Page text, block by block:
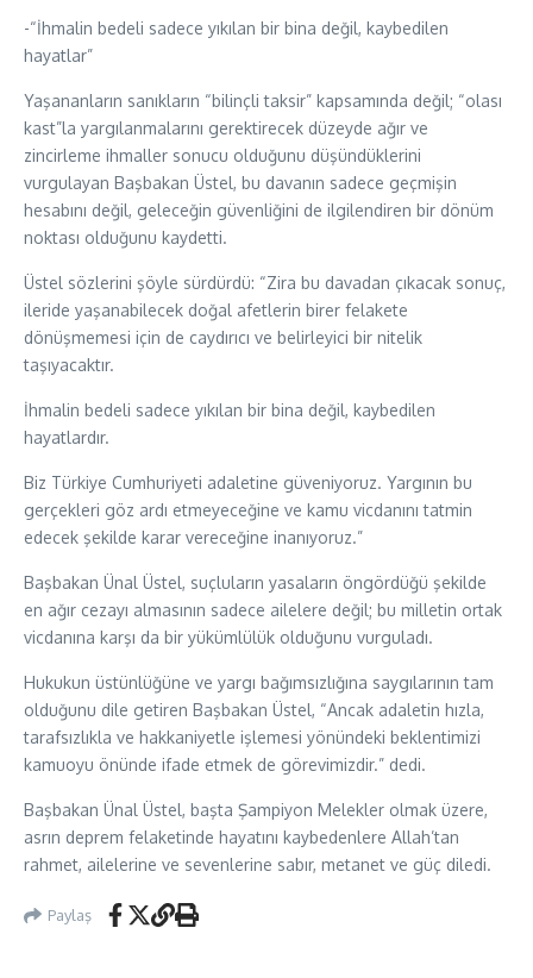
-“İhmalin bedeli sadece yıkılan bir bina değil, kaybedilen
hayatlar”
Yaşananların sanıkların “bilinçli taksir” kapsamında değil; “olası
kast”la yargılanmalarını gerektirecek düzeyde ağır ve
zincirleme ihmaller sonucu olduğunu düşündüklerini
vurgulayan Başbakan Üstel, bu davanın sadece geçmişin
hesabını değil, geleceğin güvenliğini de ilgilendiren bir dönüm
noktası olduğunu kaydetti.
Üstel sözlerini şöyle sürdürdü: “Zira bu davadan çıkacak sonuç,
ileride yaşanabilecek doğal afetlerin birer felakete
dönüşmemesi için de caydırıcı ve belirleyici bir nitelik
taşıyacaktır.
İhmalin bedeli sadece yıkılan bir bina değil, kaybedilen
hayatlardır.
Biz Türkiye Cumhuriyeti adaletine güveniyoruz. Yargının bu
gerçekleri göz ardı etmeyeceğine ve kamu vicdanını tatmin
edecek şekilde karar vereceğine inanıyoruz.”
Başbakan Ünal Üstel, suçluların yasaların öngördüğü şekilde
en ağır cezayı almasının sadece ailelere değil; bu milletin ortak
vicdanına karşı da bir yükümlülük olduğunu vurguladı.
Hukukun üstünlüğüne ve yargı bağımsızlığına saygılarının tam
olduğunu dile getiren Başbakan Üstel, “Ancak adaletin hızla,
tarafsızlıkla ve hakkaniyetle işlemesi yönündeki beklentimizi
kamuoyu önünde ifade etmek de görevimizdir.” dedi.
Başbakan Ünal Üstel, başta Şampiyon Melekler olmak üzere,
asrın deprem felaketinde hayatını kaybedenlere Allah’tan
rahmet, ailelerine ve sevenlerine sabır, metanet ve güç diledi.
Paylaş